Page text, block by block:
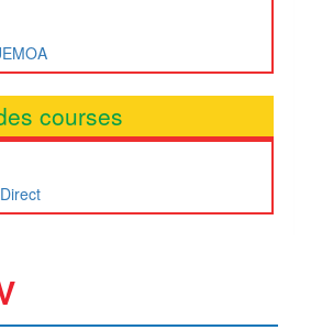
courses